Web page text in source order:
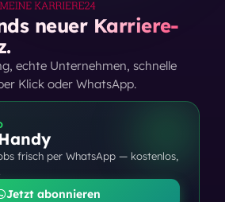
neuer Karriere-
echte Unternehmen, schnelle
Klick oder WhatsApp.
frisch per WhatsApp — kostenlos,
Jetzt abonnieren